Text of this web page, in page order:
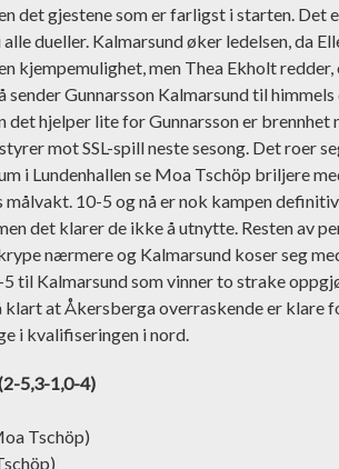
det gjestene som er farligst i starten. Det
dueller. Kalmarsund øker ledelsen, da
kjempemulighet, men Thea Ekholt
sender Gunnarsson Kalmarsund til
hjelper lite for Gunnarsson er brennhet
mot SSL-spill neste sesong. Det roer
i Lundenhallen se Moa Tschöp briljere
målvakt. 10-5 og nå er nok kampen
det klarer de ikke å utnytte. Resten av
nærmere og Kalmarsund koser seg
til Kalmarsund som vinner to strake
at Åkersberga overraskende er klare
i kvalifiseringen i nord.
5,3-1,0-4)
Tschöp)